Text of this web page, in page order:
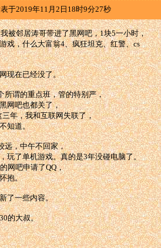
于2019年11月2日18时9分27秒
被邻居涛哥带进了黑网吧，1块5一小时，
戏，什么大富翁4、疯狂坦克、红警、cs
现在已经没了。
所谓的重点班，管的特别严，
网吧也都关了，
年，我和互联网失联了，
知道。
远，中午不回家，
玩了单机游戏。真的是3年没碰电脑了。
网吧申请了QQ，
抱。
了一些内容。
的大叔。